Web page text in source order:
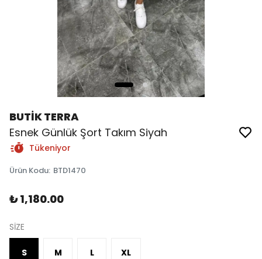
BUTİK TERRA
Esnek Günlük Şort Takım Siyah
Tükeniyor
Ürün Kodu: BTD1470
₺ 1,180.00
SİZE
S M L XL